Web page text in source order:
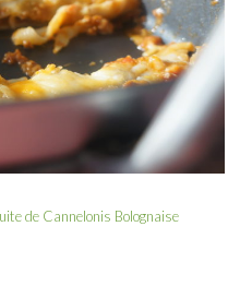
de Cannelonis Bolognaise